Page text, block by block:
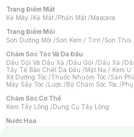
Trang Điểm Mắt
Kẻ Mày /Kẻ Mắt /Phấn Mắt /Mascara
Trang Điểm Môi
Son Dưỡng Môi /Son Kem / Tint /Son Thỏi
Chăm Sóc Tóc Và Da Đầu
Dầu Gội Và Dầu Xả /Dầu Gội /Dầu Xả /
Tẩy Tế Bào Chết Da Đầu /Mặt Nạ / Kem Ủ
Xịt Dưỡng Tóc /Thuốc Nhuộm Tóc /Sản
Máy Sấy Tóc /Lược /Bộ Chăm Sóc Tóc /
Chăm Sóc Cơ Thể
Kem Tẩy Lông /Dụng Cụ Tẩy Lông
Nước Hoa
Nước Hoa Nữ